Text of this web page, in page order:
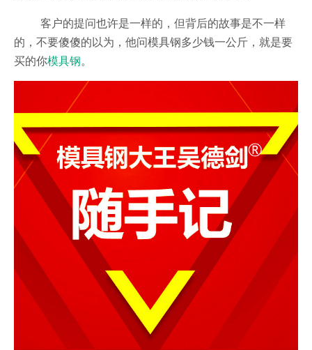
客户的提问也许是一样的，但背后的故事是不一样
的，不要傻傻的以为，他问模具钢多少钱一公斤，就是要
买的你模具钢。